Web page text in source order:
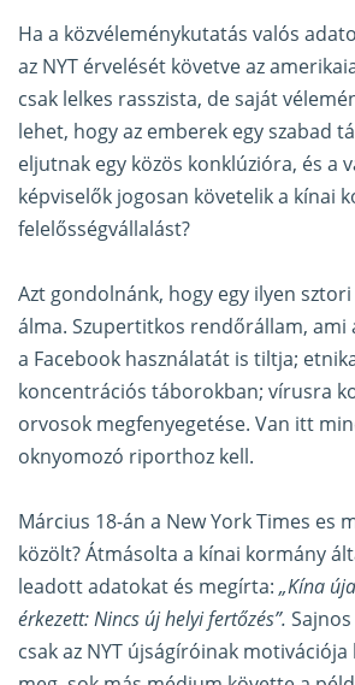
Ha a közvéleménykutatás valós
az NYT érvelését követve az
csak lelkes rasszista, de saját
lehet, hogy az emberek egy szabad
eljutnak egy közös konklúzióra, és a
képviselők jogosan követelik a kínai
felelősségvállalást?
Azt gondolnánk, hogy egy ilyen
álma. Szupertitkos rendőrállam, ami
a Facebook használatát is tiltja;
koncentrációs táborokban; vírusra
orvosok megfenyegetése. Van itt
oknyomozó riporthoz kell.
Március 18-án a New York Times es
közölt? Átmásolta a kínai kormány
leadott adatokat és megírta: „Kína
érkezett: Nincs új helyi fertőzés”.
csak az NYT újságíróinak